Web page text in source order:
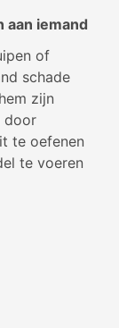
aan iemand
of
schade
zijn
door
te oefenen
te voeren